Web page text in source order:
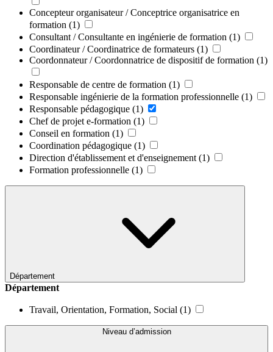
Concepteur organisateur / Conceptrice organisatrice en
formation (1)
Consultant / Consultante en ingénierie de formation (1)
Coordinateur / Coordinatrice de formateurs (1)
Coordonnateur / Coordonnatrice de dispositif de formation (1)
Responsable de centre de formation (1)
Responsable ingénierie de la formation professionnelle (1)
Responsable pédagogique (1)
Chef de projet e-formation (1)
Conseil en formation (1)
Coordination pédagogique (1)
Direction d'établissement et d'enseignement (1)
Formation professionnelle (1)
Département
Département
Travail, Orientation, Formation, Social (1)
Niveau d’admission